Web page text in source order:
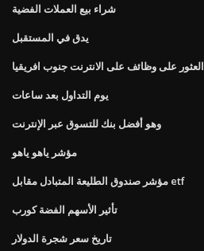
شراء بيع العملات الفضية
يدق في المستقبل
العثور على وظائف على الانترنت جنوب افريقيا
يوم التداول بعد ساعات
وهو أفضل بنك للتسوق عبر الإنترنت
مؤشر ياهو ياهو
مؤشر صندوق الطليعة المتبادل مقابل etf
تأثير الأسهم الفضة كورب
تاريخ سعر شجرة الدولار